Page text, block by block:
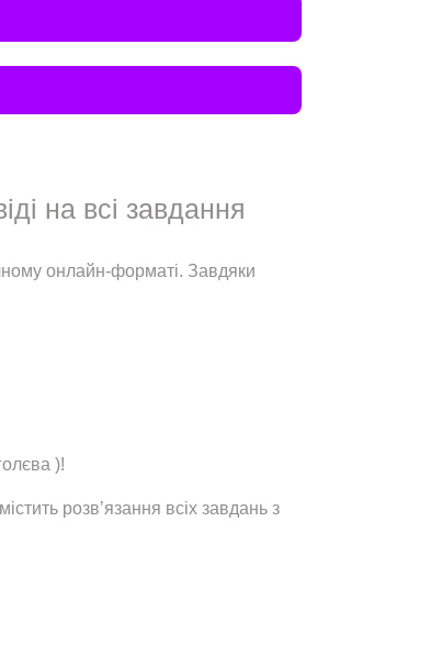
на всі завдання
онлайн-форматі. Завдяки
)!
розв’язання всіх завдань з